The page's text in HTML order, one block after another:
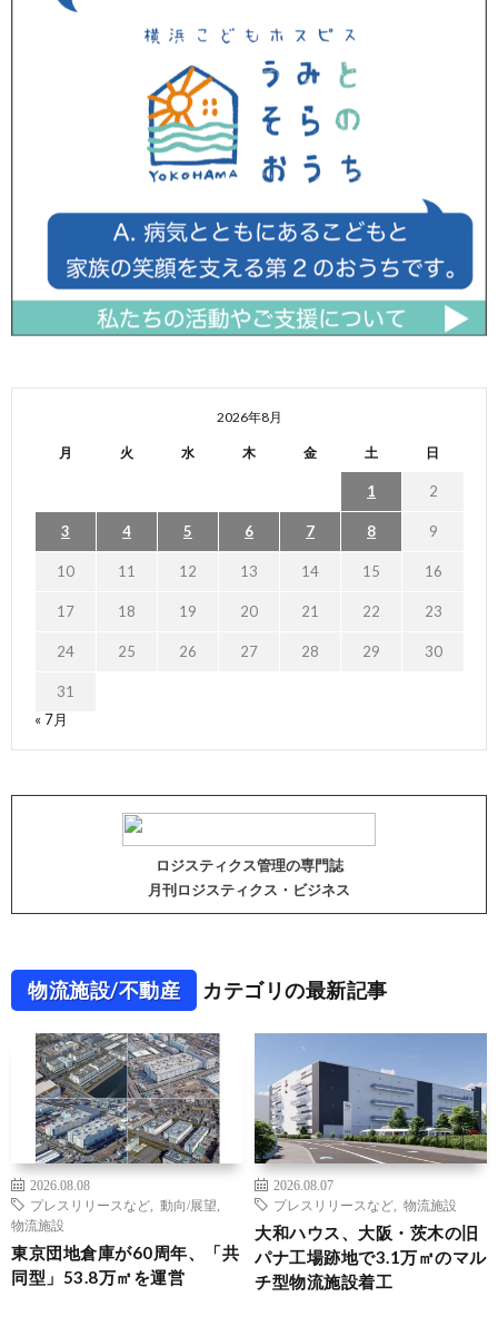
2026年8月
月 火 水 木 金 土 日
1 2
3 4 5 6 7 8 9
10 11 12 13 14 15 16
17 18 19 20 21 22 23
24 25 26 27 28 29 30
31
« 7月
ロジスティクス管理の専門誌
月刊ロジスティクス・ビジネス
物流施設/不動産 カテゴリの最新記事
2026.08.08
プレスリリースなど
動向/展望
物流施設
東京団地倉庫が60周年、「共
同型」53.8万㎡を運営
2026.08.07
プレスリリースなど
物流施設
大和ハウス、大阪・茨木の旧
パナ工場跡地で3.1万㎡のマル
チ型物流施設着工